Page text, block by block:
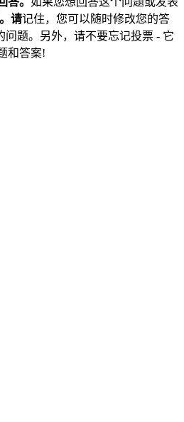
请记住，您可以随时修改您的答
问题。另外，请不要忘记投票 - 它
和答案!